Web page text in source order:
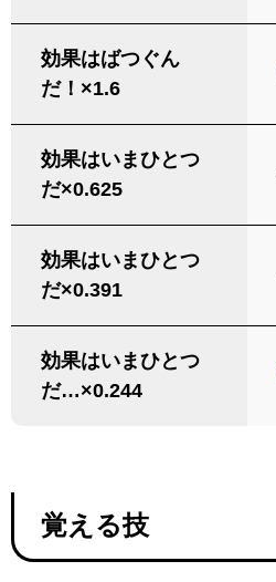
効果はばつぐん
だ！×1.6
効果はいまひとつ
だ×0.625
効果はいまひとつ
だ×0.391
効果はいまひとつ
だ…×0.244
覚える技